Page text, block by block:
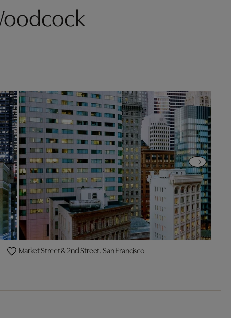
Market Street & 2nd Street, San Francisco